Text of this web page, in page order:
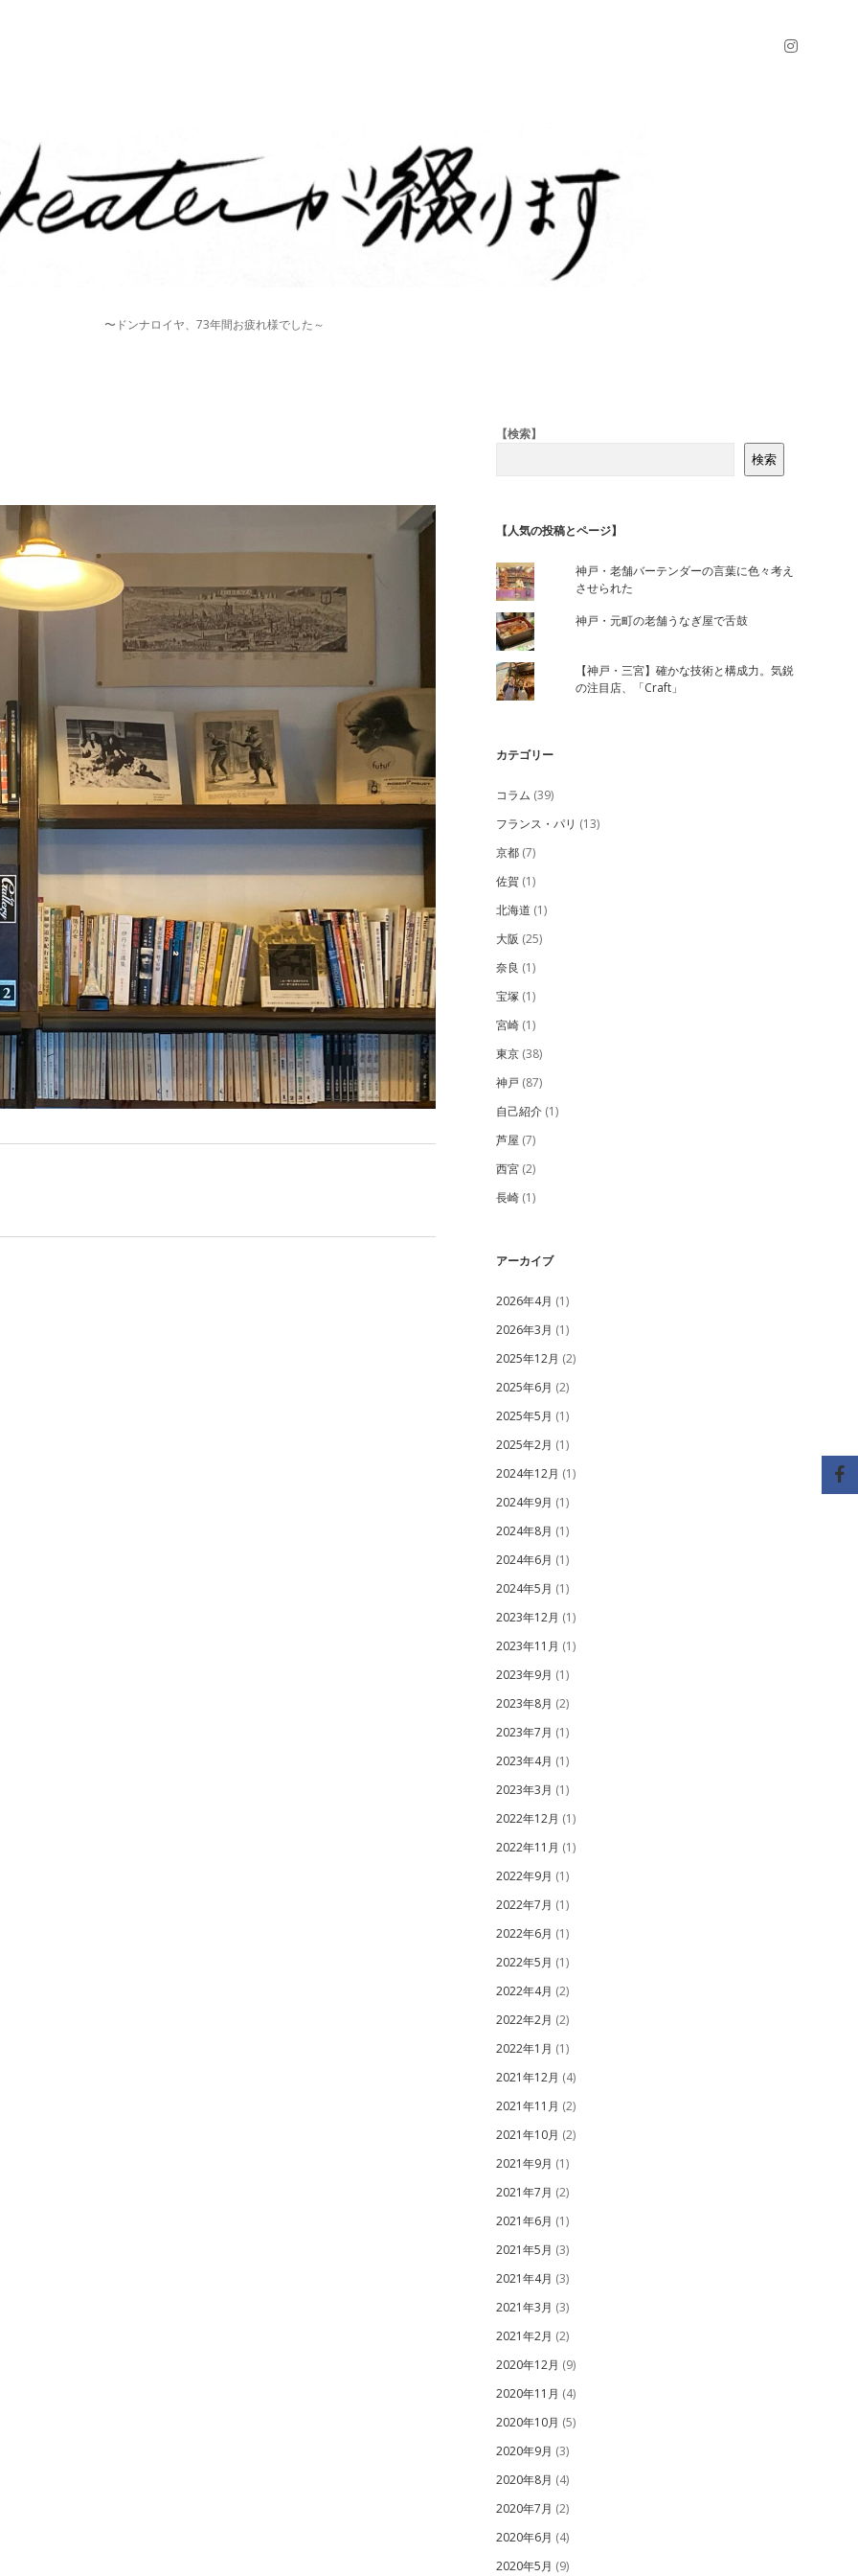
〜ドンナロイヤ、73年間お疲れ様でした～
Sidebar
【検索】
検索
【人気の投稿とページ】
神戸・老舗バーテンダーの言葉に色々考え
させられた
神戸・元町の老舗うなぎ屋で舌鼓
【神戸・三宮】確かな技術と構成力。気鋭
の注目店、「Craft」
カテゴリー
コラム (39)
フランス・パリ (13)
京都(7)
佐賀(1)
北海道 (1)
大阪 (25)
奈良 (1)
宝塚(1)
宮崎(1)
東京(38)
神戸 (87)
自己紹介(1)
芦屋 (7)
西宮(2)
長崎(1)
アーカイブ
2026年4月 (1)
2026年3月 (1)
2025年12月 (2)
2025年6月 (2)
2025年5月 (1)
2025年2月 (1)
2024年12月 (1)
2024年9月 (1)
2024年8月 (1)
2024年6月 (1)
2024年5月 (1)
2023年12月 (1)
2023年11月 (1)
2023年9月 (1)
2023年8月 (2)
2023年7月 (1)
2023年4月 (1)
2023年3月 (1)
2022年12月 (1)
2022年11月 (1)
2022年9月 (1)
2022年7月 (1)
2022年6月 (1)
2022年5月 (1)
2022年4月 (2)
2022年2月 (2)
2022年1月 (1)
2021年12月 (4)
2021年11月 (2)
2021年10月 (2)
2021年9月 (1)
2021年7月 (2)
2021年6月 (1)
2021年5月 (3)
2021年4月 (3)
2021年3月 (3)
2021年2月 (2)
2020年12月 (9)
2020年11月 (4)
2020年10月 (5)
2020年9月 (3)
2020年8月 (4)
2020年7月 (2)
2020年6月 (4)
2020年5月 (9)